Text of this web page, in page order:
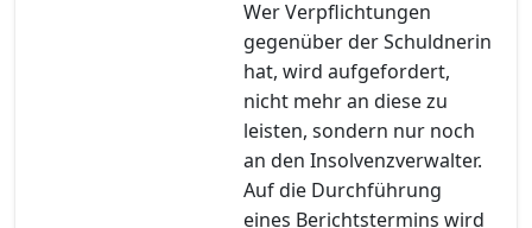
Wer Verpflichtungen
gegenüber der Schuldnerin
hat, wird aufgefordert,
nicht mehr an diese zu
leisten, sondern nur noch
an den Insolvenzverwalter.
Auf die Durchführung
eines Berichtstermins wird